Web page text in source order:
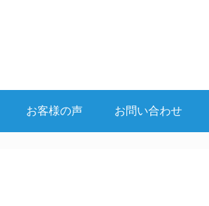
お客様の声 お問い合わせ